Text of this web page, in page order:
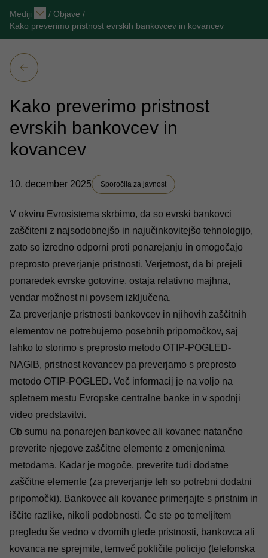
Mediji / Objave /
Kako preverimo pristnost evrskih bankovcev in kovancev
Kako preverimo pristnost
evrskih bankovcev in
kovancev
10. december 2025 Sporočila za javnost
V okviru Evrosistema skrbimo, da so evrski bankovci
zaščiteni z najsodobnejšo in najučinkovitejšo tehnologijo,
zato so izredno odporni proti ponarejanju in omogočajo
preprosto preverjanje pristnosti. Verjetnost, da bi prejeli
ponaredek evrske gotovine, ostaja relativno majhna,
vendar možnost ni povsem izključena.
Za preverjanje pristnosti bankovcev in njihovih zaščitnih
elementov ne potrebujemo posebnih pripomočkov, saj
lahko to storimo s preprosto metodo OTIP-POGLED-
NAGIB, pristnost kovancev pa preverjamo s preprosto
metodo OTIP-POGLED. Več informacij je na voljo na
spletnem mestu Evropske centralne banke in v spodnji
video predstavitvi.
Ob sumu na ponarejen bankovec ali kovanec natančno
preverite njegove zaščitne elemente z omenjenima
metodama. Kadar je mogoče, preverite tudi dodatne
zaščitne elemente (za preverjanje teh so potrebni dodatni
pripomočki). Bankovec ali kovanec primerjajte s pristnim in
iščite razlike, nikoli podobnosti. Če ste po temeljitem
pregledu še vedno v dvomih glede pristnosti, bankovca ali
kovanca ne sprejmite, temveč pokličite policijo (telefonska